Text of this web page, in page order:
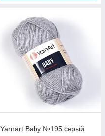
Yarnart Baby №195 серый